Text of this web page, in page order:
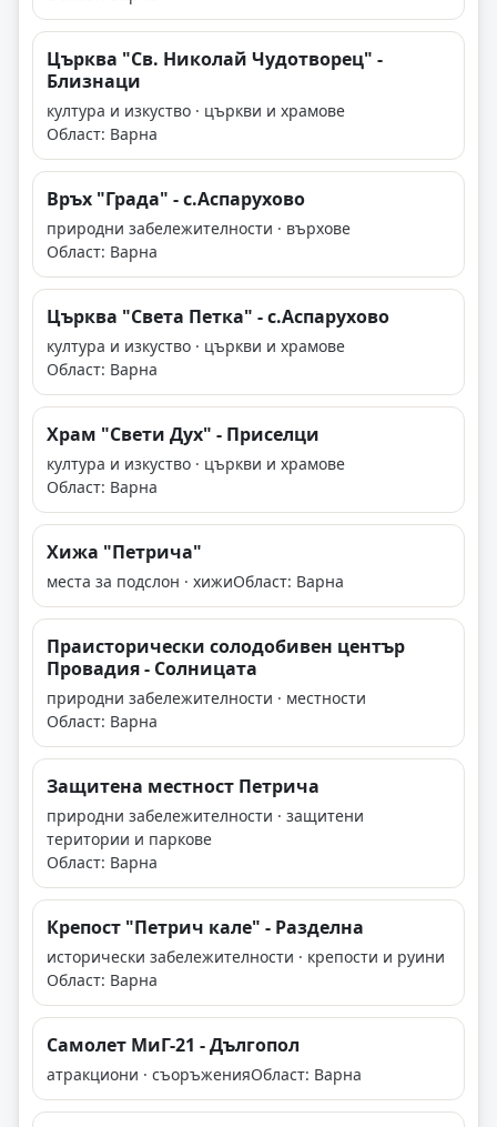
Църква "Св. Николай Чудотворец" -
Близнаци
култура и изкуство · църкви и храмове
Област: Варна
Връх "Града" - с.Аспарухово
природни забележителности · върхове
Област: Варна
Църква "Света Петка" - с.Аспарухово
култура и изкуство · църкви и храмове
Област: Варна
Храм "Свети Дух" - Приселци
култура и изкуство · църкви и храмове
Област: Варна
Хижа "Петрича"
места за подслон · хижиОбласт: Варна
Праисторически солодобивен център
Провадия - Солницата
природни забележителности · местности
Област: Варна
Защитена местност Петрича
природни забележителности · защитени
територии и паркове
Област: Варна
Крепост "Петрич кале" - Разделна
исторически забележителности · крепости и руини
Област: Варна
Самолет МиГ-21 - Дългопол
атракциони · съоръженияОбласт: Варна